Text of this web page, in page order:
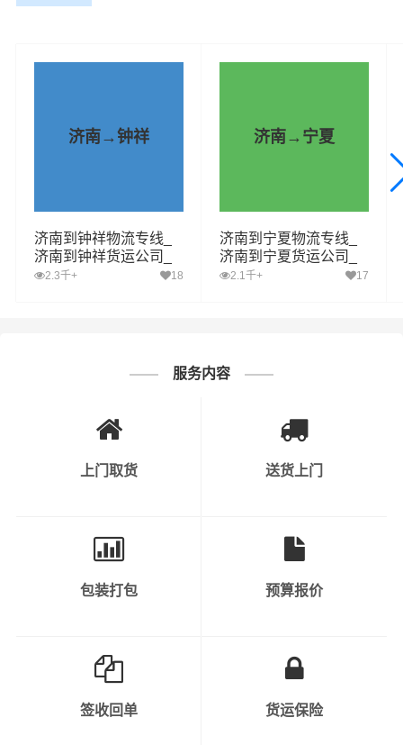
与您及时沟通，为您提供从济南到石景山区的物流运输相
供货物分拣整理、包装、搬运装卸、运输仓储、末端派送
景山区物流专线服务，每一次的运输，财根济南物流都要
站在客户的角度综合考虑时效、安全性、价格，为客户选
具有保障的济南到石景山区货物运输服务。
秉承“用心呵护，值得托付”的服务理念，在济南的历下区、
提货，凭借济南到石景山区物流公司优质平台，一如既往
地为客户提供优质高效的运输服务。“一寸光阴一寸金，寸
金难买寸光阴”，财根济南物流及时把握时代脉搏，适时推
济南→钟祥
济南到钟祥物流专线_
济南到钟祥货运公司_
济南至钟祥运输专线哪
2.3千+ 18
济南→宁夏
济南到宁夏物流专线_
济南到宁夏货运公司_
济南至宁夏运输专线哪
2.1千+ 17
服务内容
上门取货 送货上门
包装打包 预算报价
签收回单 货运保险